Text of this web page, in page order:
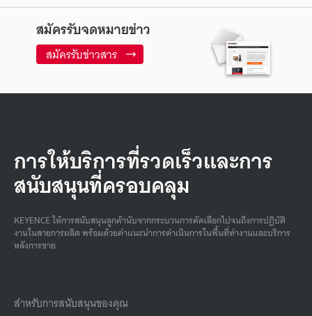
สมัครรับจดหมายข่าว
สมัครรับข่าวสาร
การให้บริการที่รวดเร็วและการ
สนับสนุนที่ครอบคลุม
KEYENCE ให้การสนับสนุนลูกค้านับจากกระบวนการคัดเลือกไปจนถึงการปฏิบัติ
งานในสายการผลิต พร้อมด้วยคําแนะนําการดําเนินการในพื้นที่ทํางานและบริการ
หลังการขาย
สำหรับการสนับสนุนของคุณ